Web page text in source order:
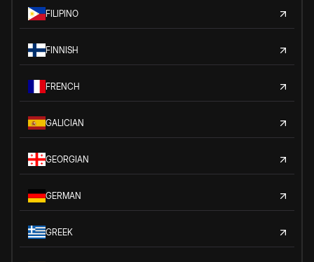
FILIPINO
FINNISH
FRENCH
GALICIAN
GEORGIAN
GERMAN
GREEK